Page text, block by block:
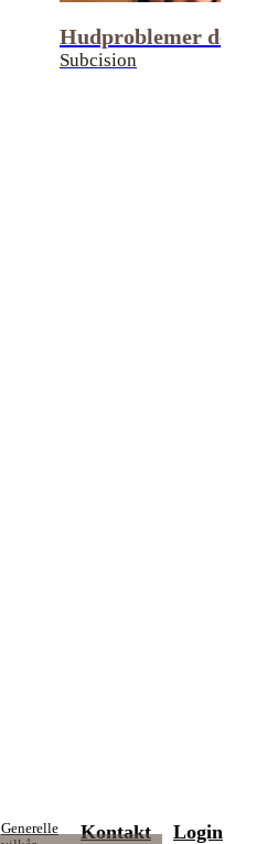
Hudproblemer
Subcision
Generelle
Kontakt Login